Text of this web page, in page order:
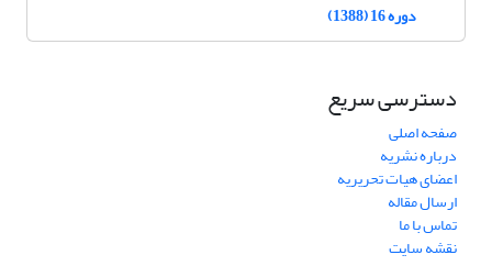
دوره 16 (1388)
دسترسی سریع
صفحه اصلی
درباره نشریه
اعضای هیات تحریریه
ارسال مقاله
تماس با ما
نقشه سایت